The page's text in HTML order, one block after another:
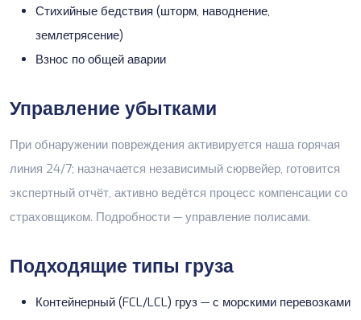
Стихийные бедствия (шторм, наводнение,
землетрясение)
Взнос по общей аварии
Управление убытками
При обнаружении повреждения активируется наша горячая
линия 24/7; назначается независимый сюрвейер, готовится
экспертный отчёт, активно ведётся процесс компенсации со
страховщиком. Подробности — управление полисами.
Подходящие типы груза
Контейнерный (FCL/LCL) груз — с морскими перевозками